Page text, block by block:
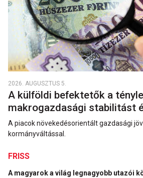
2026. AUGUSZTUS 5.
A külföldi befektetők a
makrogazdasági stabilitást
A piacok növekedésorientált gazdasági
kormányváltással.
FRISS
A magyarok a világ legnagyobb utazói